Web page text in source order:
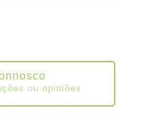
ou opiniões